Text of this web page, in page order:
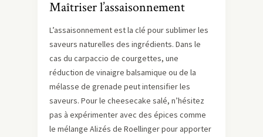
Maîtriser l’assaisonnement
L’assaisonnement est la clé pour sublimer les
saveurs naturelles des ingrédients. Dans le
cas du carpaccio de courgettes, une
réduction de vinaigre balsamique ou de la
mélasse de grenade peut intensifier les
saveurs. Pour le cheesecake salé, n’hésitez
pas à expérimenter avec des épices comme
le mélange Alizés de Roellinger pour apporter